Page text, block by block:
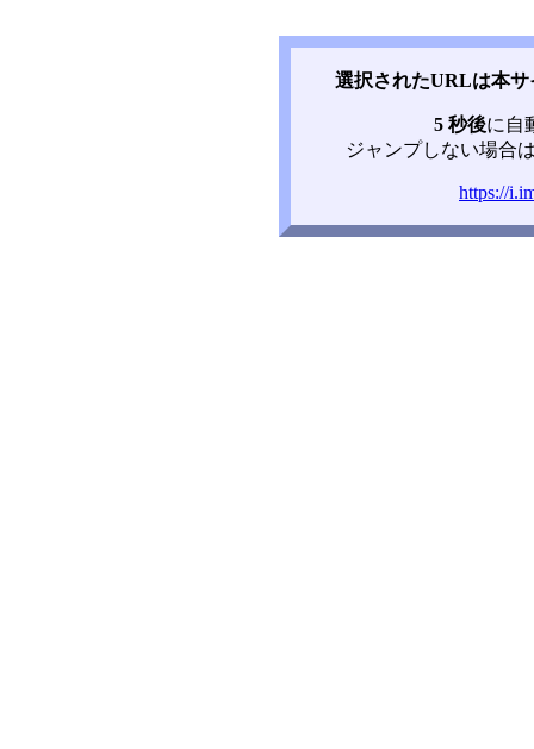
選択されたURLは本
5 秒後に自
ジャンプしない場合
https://